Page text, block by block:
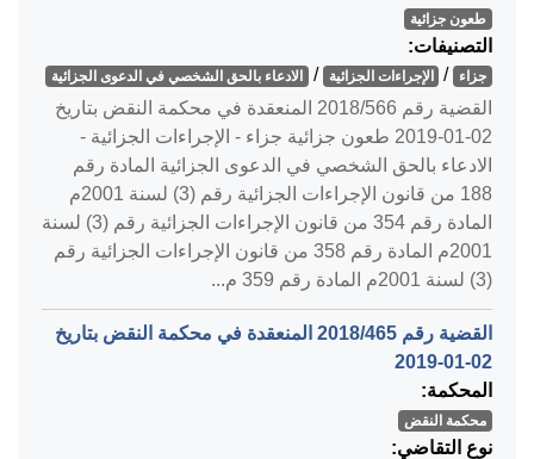
طعون جزائية
التصنيفات:
جزاء / الإجراءات الجزائية / الادعاء بالحق الشخصي في الدعوى الجزائية
القضية رقم ‎566‏/‎2018‏ المنعقدة في محكمة النقض بتاريخ
‎2019-01-02‏ طعون جزائية جزاء - الإجراءات الجزائية -
الادعاء بالحق الشخصي في الدعوى الجزائية المادة رقم
188 من قانون الإجراءات الجزائية رقم (3) لسنة 2001م
المادة رقم 354 من قانون الإجراءات الجزائية رقم (3) لسنة
2001م المادة رقم 358 من قانون الإجراءات الجزائية رقم
(3) لسنة 2001م المادة رقم 359 م...
القضية رقم ‎465‏/‎2018‏ المنعقدة في محكمة النقض بتاريخ
‎2019-01-02‏
المحكمة:
محكمة النقض
نوع التقاضي: